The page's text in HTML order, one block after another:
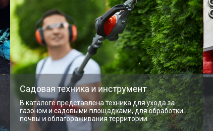
Садовая техника и инструмент
В каталоге представлена техника для ухода за
газоном и садовыми площадками, для обработки
почвы и облагораживания территории.